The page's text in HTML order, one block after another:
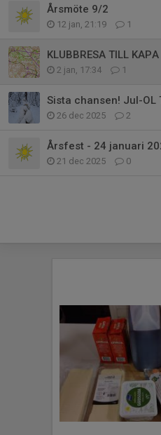
Årsmöte 9/2
12 jan, 21:19 1
2 jan, 17:34 1
Sista chansen! Jul-OL
26 dec 2025 2
Årsfest - 24 januari
21 dec 2025 0